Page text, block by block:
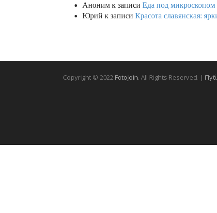
Аноним к записи Еда под микроскопом
Юрий к записи Красота славянская:
Copyright © 2022 FotoJoin. All Rights Reserved. |